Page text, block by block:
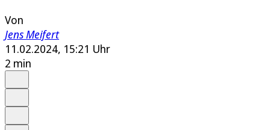
Von
Jens Meifert
11.02.2024, 15:21 Uhr
2 min